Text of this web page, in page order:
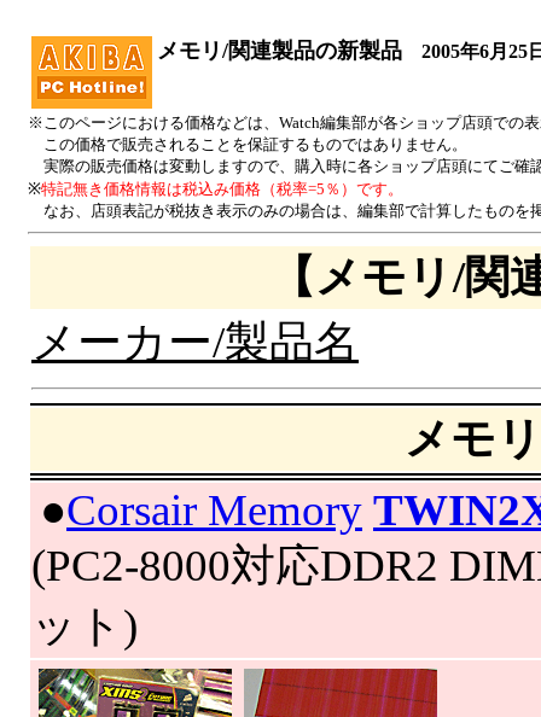
メモリ/関連製品の新製品 2005年6月25
※このページにおける価格などは、Watch編集部が各ショップ店頭での
この価格で販売されることを保証するものではありません。
実際の販売価格は変動しますので、購入時に各ショップ店頭にてご確
※特記無き価格情報は税込み価格（税率=5％）です。
なお、店頭表記が税抜き表示のみの場合は、編集部で計算したものを
【メモリ/関
メーカー/製品名
メモ
●Corsair Memory
(PC2-8000対応DDR2
ット)